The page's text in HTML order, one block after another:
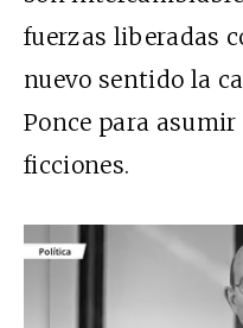
fuerzas liberadas
nuevo sentido la
Ponce para
ficciones.